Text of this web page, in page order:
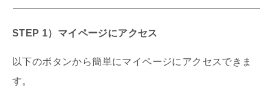
STEP 1） マイページにアクセス
以下のボタンから簡単にマイページにアクセスできま
す。